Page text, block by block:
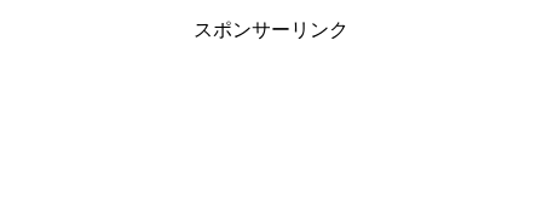
スポンサーリンク